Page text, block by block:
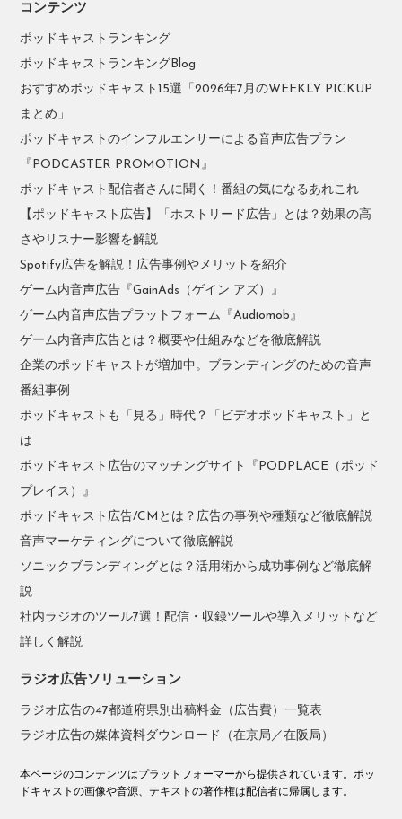
コンテンツ
ポッドキャストランキング
ポッドキャストランキングBlog
おすすめポッドキャスト15選「2026年7月のWEEKLY PICKUP
まとめ」
ポッドキャストのインフルエンサーによる音声広告プラン
『PODCASTER PROMOTION』
ポッドキャスト配信者さんに聞く！番組の気になるあれこれ
【ポッドキャスト広告】「ホストリード広告」とは？効果の高
さやリスナー影響を解説
Spotify広告を解説！広告事例やメリットを紹介
ゲーム内音声広告『GainAds（ゲイン アズ）』
ゲーム内音声広告プラットフォーム『Audiomob』
ゲーム内音声広告とは？概要や仕組みなどを徹底解説
企業のポッドキャストが増加中。ブランディングのための音声
番組事例
ポッドキャストも「見る」時代？「ビデオポッドキャスト」と
は
ポッドキャスト広告のマッチングサイト『PODPLACE（ポッド
プレイス）』
ポッドキャスト広告/CMとは？広告の事例や種類など徹底解説
音声マーケティングについて徹底解説
ソニックブランディングとは？活用術から成功事例など徹底解
説
社内ラジオのツール7選！配信・収録ツールや導入メリットなど
詳しく解説
ラジオ広告ソリューション
ラジオ広告の47都道府県別出稿料金（広告費）一覧表
ラジオ広告の媒体資料ダウンロード（在京局／在阪局）
本ページのコンテンツはプラットフォーマーから提供されています。ポッ
ドキャストの画像や音源、テキストの著作権は配信者に帰属します。